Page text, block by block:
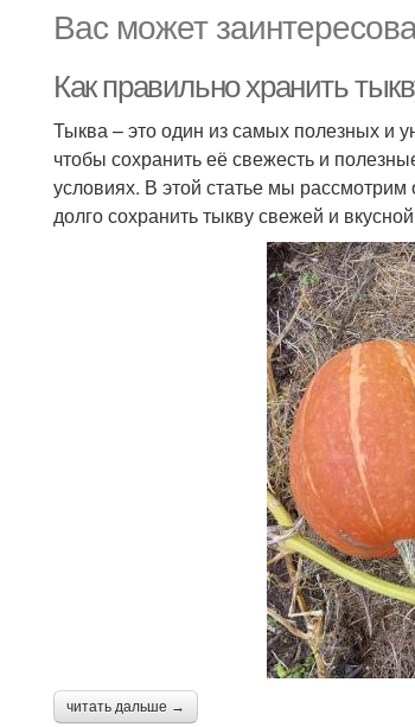
Вас может
Как правильно хранить
Тыква – это один из самых полезных и
чтобы сохранить её свежесть и
условиях. В этой статье мы
долго сохранить тыкву свежей и
читать дальше →